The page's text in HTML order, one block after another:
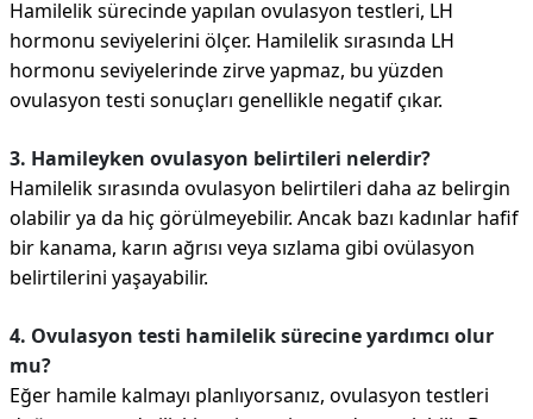
Hamilelik sürecinde yapılan ovulasyon testleri, LH
hormonu seviyelerini ölçer. Hamilelik sırasında LH
hormonu seviyelerinde zirve yapmaz, bu yüzden
ovulasyon testi sonuçları genellikle negatif çıkar.
3. Hamileyken ovulasyon belirtileri nelerdir?
Hamilelik sırasında ovulasyon belirtileri daha az belirgin
olabilir ya da hiç görülmeyebilir. Ancak bazı kadınlar hafif
bir kanama, karın ağrısı veya sızlama gibi ovülasyon
belirtilerini yaşayabilir.
4. Ovulasyon testi hamilelik sürecine yardımcı olur
mu?
Eğer hamile kalmayı planlıyorsanız, ovulasyon testleri